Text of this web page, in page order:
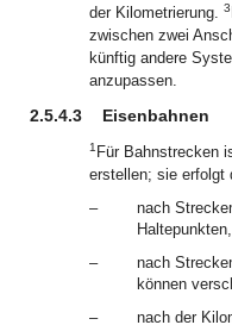
der Kilometrierung. 3
zwischen zwei
künftig andere
anzupassen.
2.5.4.3 Eisenbahnen
1 Für Bahnstrecken
erstellen; sie erfolgt
–
nach
Haltepunkten,
–
nach
können
–
nach der